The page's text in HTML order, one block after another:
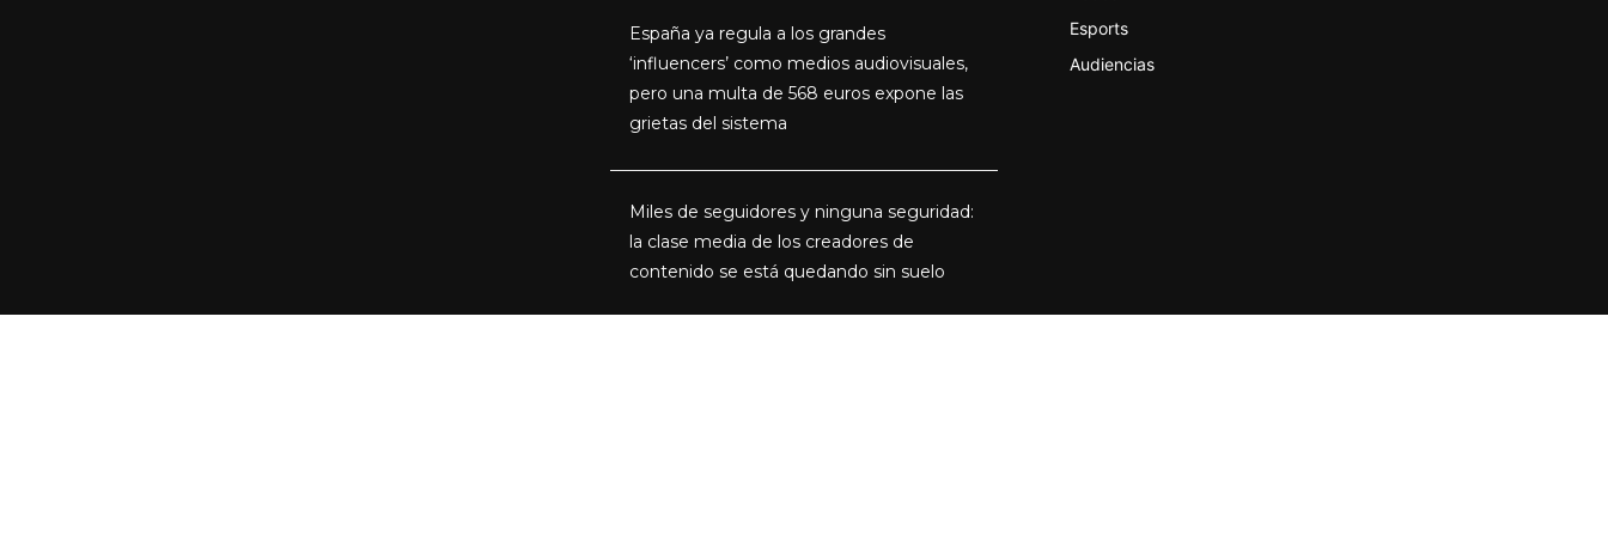
España ya regula a los grandes
‘influencers’ como medios audiovisuales,
pero una multa de 568 euros expone las
grietas del sistema
Miles de seguidores y ninguna seguridad:
la clase media de los creadores de
contenido se está quedando sin suelo
Esports
Audiencias